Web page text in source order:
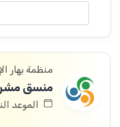
منظمة بهار
منسق
الموعد النهائي: